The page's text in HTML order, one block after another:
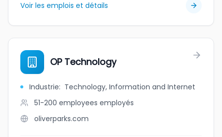
Voir les emplois et détails
OP Technology
Industrie: Technology, Information and Internet
51-200 employees employés
oliverparks.com